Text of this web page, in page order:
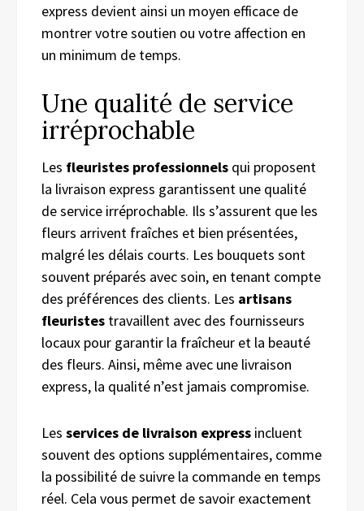
express devient ainsi un moyen efficace de
montrer votre soutien ou votre affection en
un minimum de temps.
Une qualité de service
irréprochable
Les fleuristes professionnels qui proposent
la livraison express garantissent une qualité
de service irréprochable. Ils s’assurent que les
fleurs arrivent fraîches et bien présentées,
malgré les délais courts. Les bouquets sont
souvent préparés avec soin, en tenant compte
des préférences des clients. Les artisans
fleuristes travaillent avec des fournisseurs
locaux pour garantir la fraîcheur et la beauté
des fleurs. Ainsi, même avec une livraison
express, la qualité n’est jamais compromise.
Les services de livraison express incluent
souvent des options supplémentaires, comme
la possibilité de suivre la commande en temps
réel. Cela vous permet de savoir exactement